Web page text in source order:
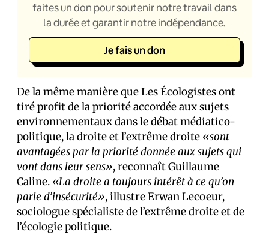
faites un don pour soutenir notre travail dans
la durée et garantir notre indépendance.
Je fais un don
De la même manière que Les Écologistes ont
tiré profit de la priorité accordée aux sujets
environnementaux dans le débat médiatico-
politique, la droite et l’extrême droite «sont
avantagées par la priorité donnée aux sujets qui
vont dans leur sens», reconnaît Guillaume
Caline. «La droite a toujours intérêt à ce qu’on
parle d’insécurité», illustre Erwan Lecoeur,
sociologue spécialiste de l’extrême droite et de
l’écologie politique.